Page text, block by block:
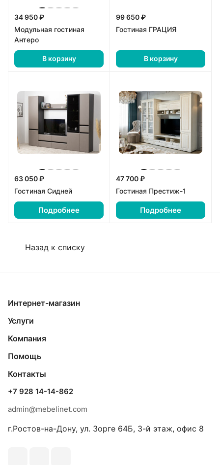
34 950 ₽
Модульная гостиная
Антеро
В корзину
99 650 ₽
Гостиная ГРАЦИЯ
В корзину
63 050 ₽
Гостиная Сидней
Подробнее
47 700 ₽
Гостиная Престиж-1
Подробнее
Назад к списку
Интернет-магазин
Услуги
Компания
Помощь
Контакты
+7 928 14-14-862
admin@mebelinet.com
г.Ростов-на-Дону, ул. Зорге 64Б, 3-й этаж, офис 8